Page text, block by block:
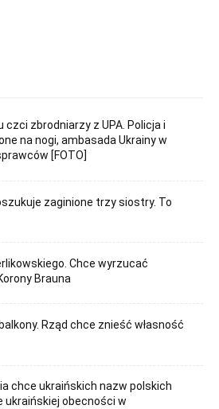
czci zbrodniarzy z UPA. Policja i
na nogi, ambasada Ukrainy w
[FOTO]
zaginione trzy siostry. To
Chce wyrzucać
Brauna
Rząd chce znieść własność
chce ukraińskich nazw polskich
ukraińskiej obecności w